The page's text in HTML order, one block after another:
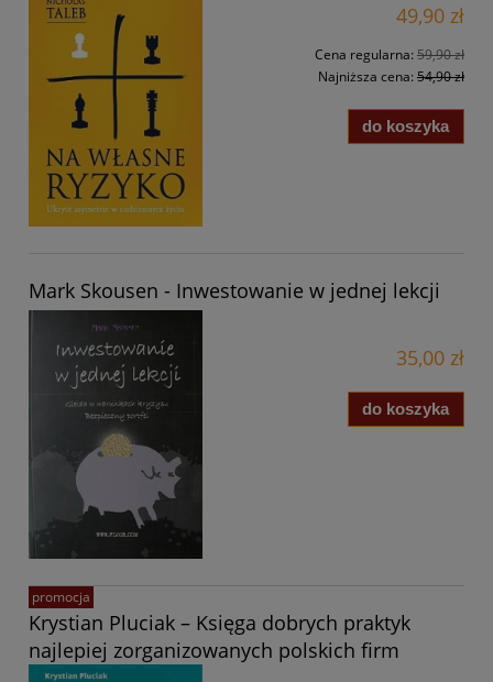
49,90 zł
Cena regularna: 59,90 zł
Najniższa cena: 54,90 zł
do koszyka
Mark Skousen - Inwestowanie w jednej lekcji
35,00 zł
do koszyka
Krystian Pluciak – Księga dobrych praktyk
najlepiej zorganizowanych polskich firm
promocja